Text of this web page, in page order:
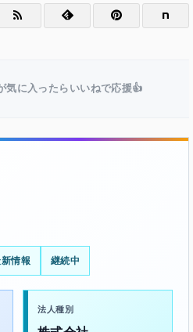
気に入ったらいいねで応援👍
情報 継続中
法人種別